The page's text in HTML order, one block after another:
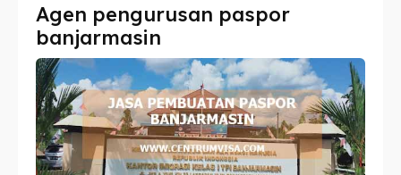
Imta
Legalisir
Apostille
Penerjemah
Imta
Legalisir
Apostille
Penerjemah
Agen pengurusan paspor
banjarmasin